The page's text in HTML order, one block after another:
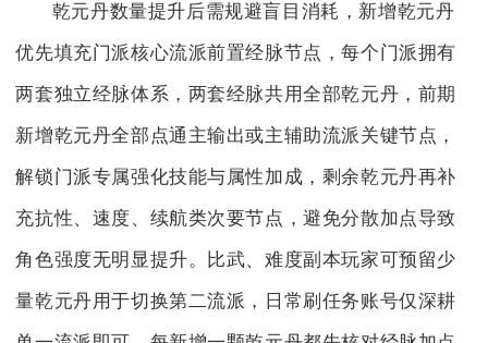
乾元丹数量提升后需规避盲目消耗，新增乾元丹
优先填充门派核心流派前置经脉节点，每个门派拥有
两套独立经脉体系，两套经脉共用全部乾元丹，前期
新增乾元丹全部点通主输出或主辅助流派关键节点，
解锁门派专属强化技能与属性加成，剩余乾元丹再补
充抗性、速度、续航类次要节点，避免分散加点导致
角色强度无明显提升。比武、难度副本玩家可预留少
量乾元丹用于切换第二流派，日常刷任务账号仅深耕